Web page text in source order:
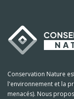
Conservation Nature
l'environnement et la
menacés). Nous